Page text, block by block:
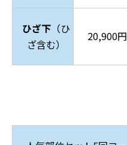
ひざ下（ひ
ざ含む）
20,900円